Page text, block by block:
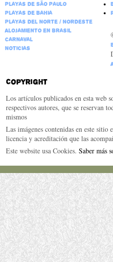
Playas de São Paulo
Playas de Bahia
Playas del Norte / Nordeste
Alojamiento en Brasil
Carnaval
Noticias
Copyright
Los artículos publicados en esta web
respectivos autores, que se reservan
mismos
Las imágenes contenidas en este sitio
licencia y acreditación que las
Este website usa Cookies. Saber más